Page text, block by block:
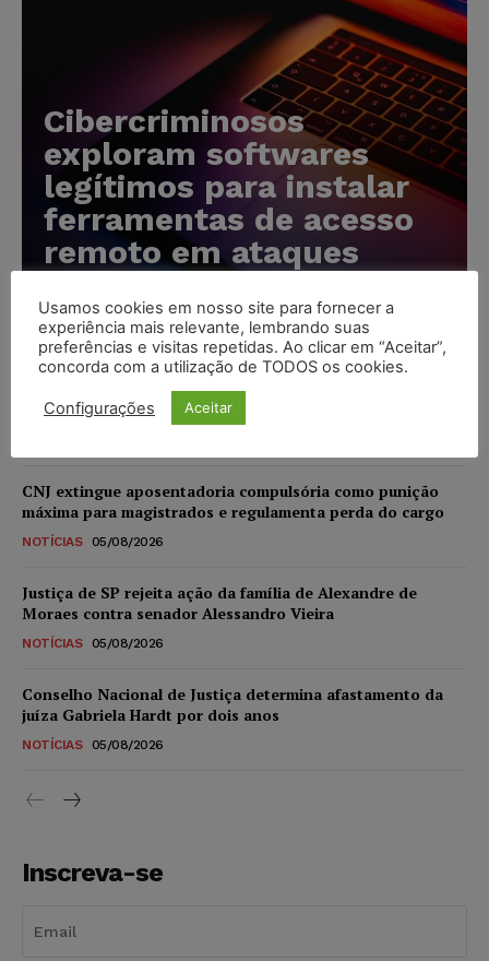
Cibercriminosos
exploram softwares
legítimos para instalar
ferramentas de acesso
remoto em ataques
Karina Silvério - 05/08/2026
Anvisa prevê novas aprovações de canetas emagrecedoras
e reforça combate ao mercado ilegal
CNJ extingue aposentadoria compulsória como punição
máxima para magistrados e regulamenta perda do cargo
NOTÍCIAS 05/08/2026
Justiça de SP rejeita ação da família de Alexandre de
Moraes contra senador Alessandro Vieira
NOTÍCIAS 05/08/2026
Conselho Nacional de Justiça determina afastamento da
juíza Gabriela Hardt por dois anos
NOTÍCIAS 05/08/2026
Inscreva-se
Usamos cookies em nosso site para fornecer a
experiência mais relevante, lembrando suas
preferências e visitas repetidas. Ao clicar em “Aceitar”,
concorda com a utilização de TODOS os cookies.
Configurações Aceitar